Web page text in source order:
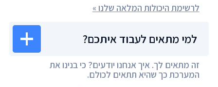
לרשימת היכולות המלאה שלנו »
למי מתאים לעבוד איתכם?
זה מתאים לך. איך אנחנו יודעים? כי בנינו את
המערכת כך שהיא תתאים לכולם.